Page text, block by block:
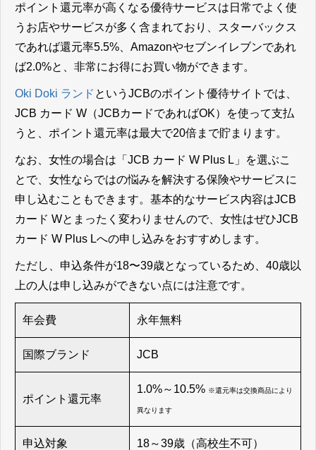
ポイント還元率が高くなる優待サービスは日常でよく使
うお店やサービスが多く含まれており、スターバックス
であれば還元率5.5%、Amazonやセブンイレブンであれ
ば2.0%と、非常にお得にお買い物ができます。
Oki Doki ランド というJCBのポイント優待サイトでは、
JCB カード W（JCBカードであればOK）を使って支払
うと、ポイント還元率は最大で20倍まで貯まります。
なお、女性の場合は「JCB カード W Plus L」を選ぶこ
とで、女性ならではの悩みを解決する保険やサービスに
申し込むこともできます。基本的なサービス内容はJCB
カード Wとまったく変わりませんので、女性はぜひJCB
カード W Plus Lへの申し込みをおすすめします。
ただし、申込条件が18〜39歳となっているため、40歳以
上の人は申し込みができない点には注意です。
年会費 永年無料
国際ブランド JCB
ポイント還元率
1.0%～10.5% ※還元率は交換商品により
異なります
申込対象 18～39歳（高校生不可）